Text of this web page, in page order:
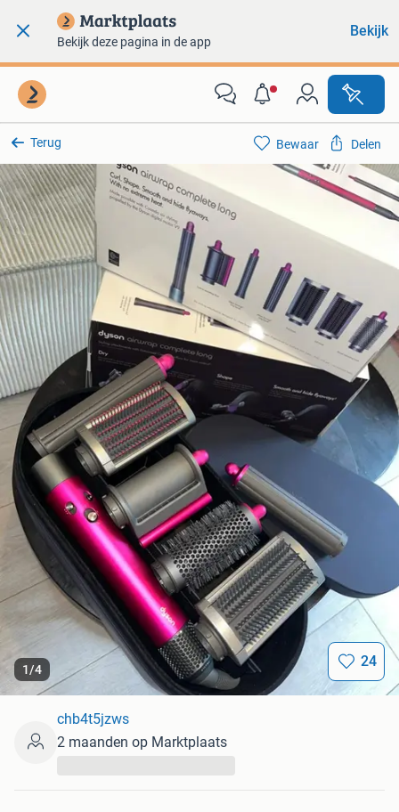
Bekijk deze pagina in de app
Bekijk
Terug
1/4 24
Bewaar Delen
chb4t5jzws
2 maanden op Marktplaats